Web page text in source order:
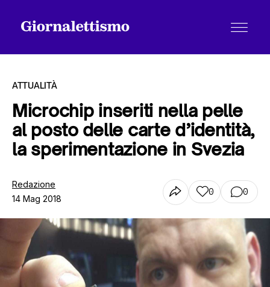
Tutti gli articoli
Chi siamo
Contatti
ATTUALITÀ
Microchip inseriti nella pelle
al posto delle carte d’identità,
la sperimentazione in Svezia
Redazione
14 Mag 2018
0 0